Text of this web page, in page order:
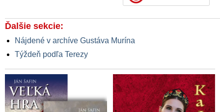
Ďalšie sekcie:
Nájdené v archíve Gustáva Murína
Týždeň podľa Terezy